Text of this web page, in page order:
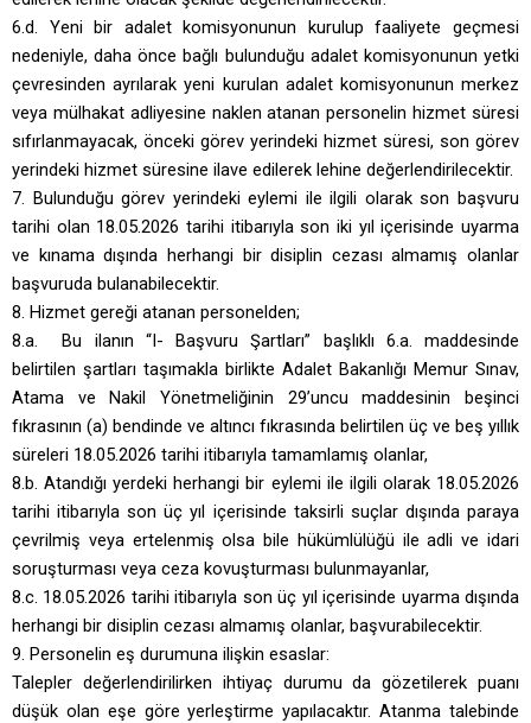
6.d. Yeni bir adalet komisyonunun kurulup faaliyete geçmesi
nedeniyle, daha önce bağlı bulunduğu adalet komisyonunun yetki
çevresinden ayrılarak yeni kurulan adalet komisyonunun merkez
veya mülhakat adliyesine naklen atanan personelin hizmet süresi
sıfırlanmayacak, önceki görev yerindeki hizmet süresi, son görev
yerindeki hizmet süresine ilave edilerek lehine değerlendirilecektir.
7. Bulunduğu görev yerindeki eylemi ile ilgili olarak son başvuru
tarihi olan 18.05.2026 tarihi itibarıyla son iki yıl içerisinde uyarma
ve kınama dışında herhangi bir disiplin cezası almamış olanlar
başvuruda bulanabilecektir.
8. Hizmet gereği atanan personelden;
8.a. Bu ilanın “I-Başvuru Şartları” başlıklı 6.a. maddesinde
belirtilen şartları taşımakla birlikte Adalet Bakanlığı Memur Sınav,
Atama ve Nakil Yönetmeliğinin 29’uncu maddesinin beşinci
fıkrasının (a) bendinde ve altıncı fıkrasında belirtilen üç ve beş yıllık
süreleri 18.05.2026 tarihi itibarıyla tamamlamış olanlar,
8.b. Atandığı yerdeki herhangi bir eylemi ile ilgili olarak 18.05.2026
tarihi itibarıyla son üç yıl içerisinde taksirli suçlar dışında paraya
çevrilmiş veya ertelenmiş olsa bile hükümlülüğü ile adli ve idari
soruşturması veya ceza kovuşturması bulunmayanlar,
8.c. 18.05.2026 tarihi itibarıyla son üç yıl içerisinde uyarma dışında
herhangi bir disiplin cezası almamış olanlar, başvurabilecektir.
9. Personelin eş durumuna ilişkin esaslar:
Talepler değerlendirilirken ihtiyaç durumu da gözetilerek puanı
düşük olan eşe göre yerleştirme yapılacaktır. Atanma talebinde